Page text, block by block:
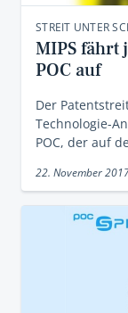
STREIT UNTER
MIPS fährt
POC auf
Der
Technologie-
POC, der auf
22. November